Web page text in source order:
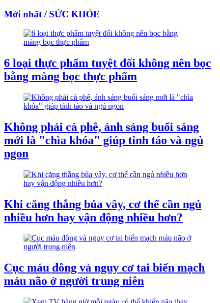
Mới nhất / SỨC KHỎE
6 loại thực phẩm tuyệt đối không nên bọc
bằng màng bọc thực phẩm
Không phải cà phê, ánh sáng buổi sáng
mới là "chìa khóa" giúp tỉnh táo và ngủ
ngon
Khi căng thẳng bủa vây, cơ thể cần ngủ
nhiều hơn hay vận động nhiều hơn?
Cục máu đông và nguy cơ tai biến mạch
máu não ở người trung niên